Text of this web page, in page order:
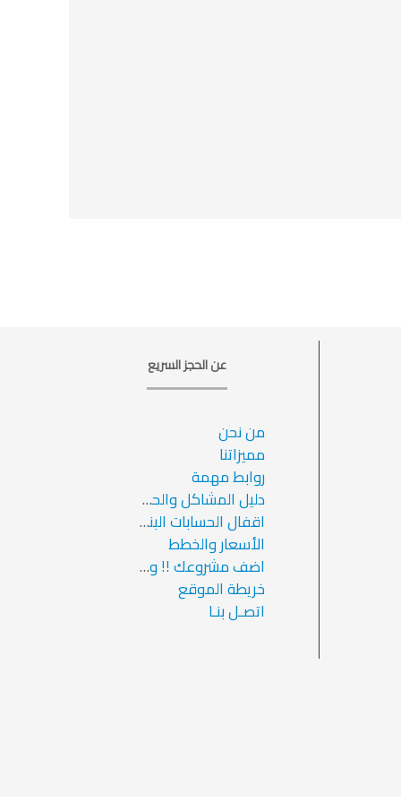
عن الحجز السريع
من نحن
مميزاتنا
روابط مهمة
دليل المشاكل والحلول والاسئلة الشائعة
اقفال الحسابات البنكية الشخصية بسبب التحويلات
الأسعار والخطط
اضف مشروعك !! وزد ارباحك
خريطة الموقع
اتصـل بنـا